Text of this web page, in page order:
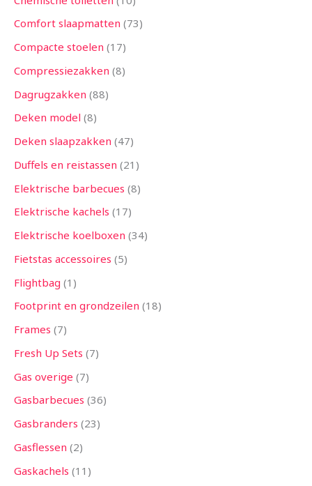
Comfort slaapmatten 73
Compacte stoelen 17
Compressiezakken 8
Dagrugzakken 88
Deken model 8
Deken slaapzakken 47
Duffels en reistassen 21
Elektrische barbecues 8
Elektrische kachels 17
Elektrische koelboxen 34
Fietstas accessoires 5
Flightbag 1
Footprint en grondzeilen 18
Frames 7
Fresh Up Sets 7
Gas overige 7
Gasbarbecues 36
Gasbranders 23
Gasflessen 2
Gaskachels 11